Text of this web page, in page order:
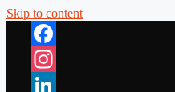
Skip to content
Facebook
Instagram